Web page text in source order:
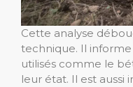
Cette analyse
technique. Il
utilisés comme le
leur état. Il est aussi